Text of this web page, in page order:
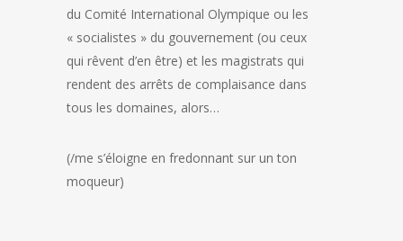
du Comité International Olympique ou les
« socialistes » du gouvernement (ou ceux
qui rêvent d’en être) et les magistrats qui
rendent des arrêts de complaisance dans
tous les domaines, alors…
(/me s’éloigne en fredonnant sur un ton
moqueur)